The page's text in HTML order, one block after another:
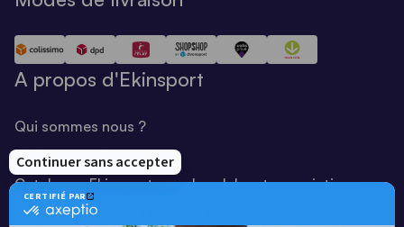
A propos d'Ekinsport
Qui sommes nous ?
Notre savoir-faire
Catalogue Ekinsport pour les clubs et associations
Catalogue running Ekinsport